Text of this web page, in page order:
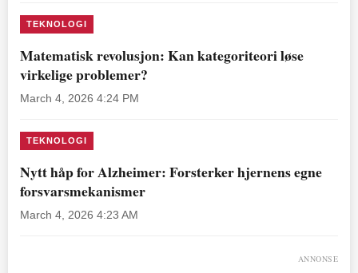
TEKNOLOGI
Matematisk revolusjon: Kan kategoriteori løse
virkelige problemer?
March 4, 2026 4:24 PM
TEKNOLOGI
Nytt håp for Alzheimer: Forsterker hjernens egne
forsvarsmekanismer
March 4, 2026 4:23 AM
ANNONSE